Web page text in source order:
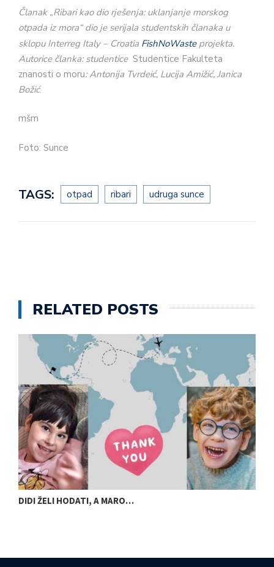
Članak „Ribari kao dio rješenja: uklanjanje morskog
otpada iz mora“ dio je serijala studentskih članaka u
sklopu Interreg Italy – Croatia FishNoWasteprojekta.
Autorice članka: studentice Studentice Fakulteta
znanosti o moru: Antonija Tvrdeić, Lucija Amižić, Janica
Božić.
mšm
Foto: Sunce
TAGS: otpad ribari udruga sunce
RELATED POSTS
DIDI ŽELI HODATI, A MARO…